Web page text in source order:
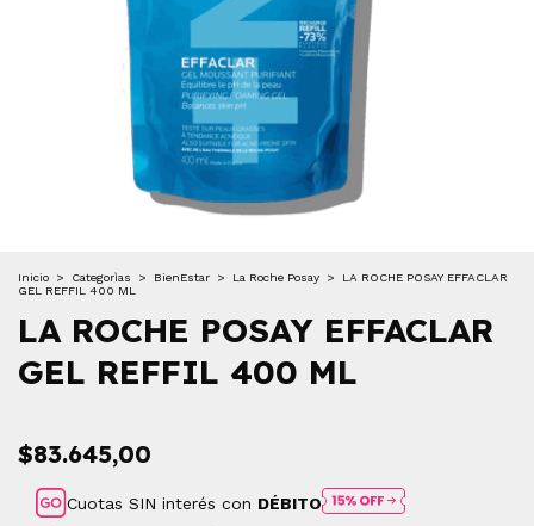
Inicio > Categorìas > BienEstar > La Roche Posay >
LA ROCHE POSAY EFFACLAR
GEL REFFIL 400 ML
LA ROCHE POSAY EFFACLAR
GEL REFFIL 400 ML
$83.645,00
Cuotas SIN interés con DÉBITO